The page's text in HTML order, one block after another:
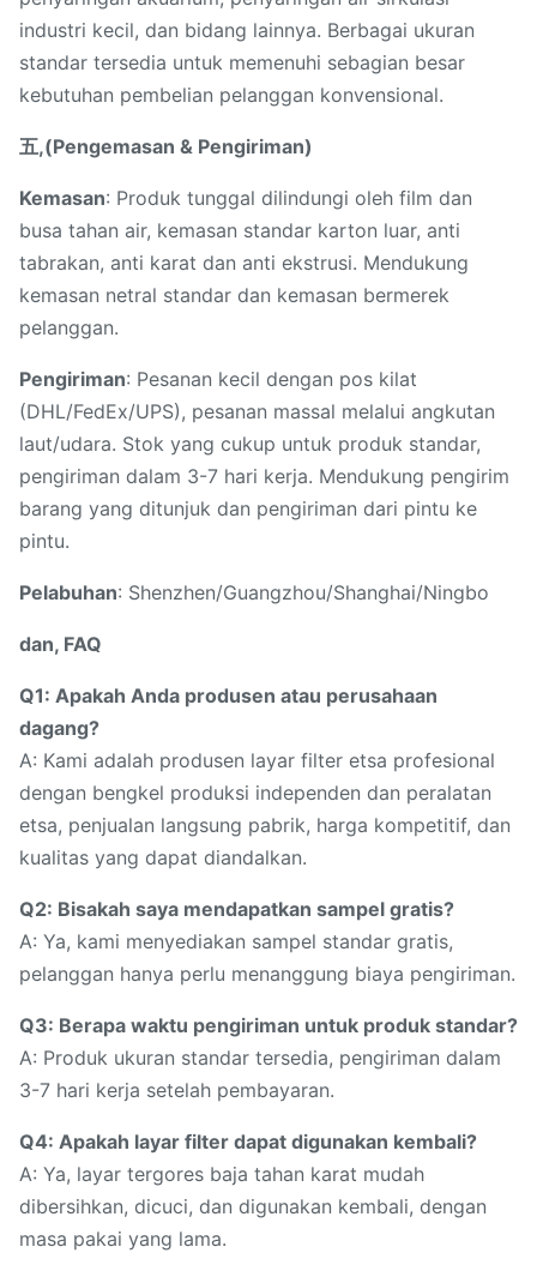
industri kecil, dan bidang lainnya. Berbagai ukuran
standar tersedia untuk memenuhi sebagian besar
kebutuhan pembelian pelanggan konvensional.
五,(Pengemasan & Pengiriman)
Kemasan: Produk tunggal dilindungi oleh film dan
busa tahan air, kemasan standar karton luar, anti
tabrakan, anti karat dan anti ekstrusi. Mendukung
kemasan netral standar dan kemasan bermerek
pelanggan.
Pengiriman: Pesanan kecil dengan pos kilat
(DHL/FedEx/UPS), pesanan massal melalui angkutan
laut/udara. Stok yang cukup untuk produk standar,
pengiriman dalam 3-7 hari kerja. Mendukung pengirim
barang yang ditunjuk dan pengiriman dari pintu ke
pintu.
Pelabuhan: Shenzhen/Guangzhou/Shanghai/Ningbo
dan, FAQ
Q1: Apakah Anda produsen atau perusahaan
dagang?
A: Kami adalah produsen layar filter etsa profesional
dengan bengkel produksi independen dan peralatan
etsa, penjualan langsung pabrik, harga kompetitif, dan
kualitas yang dapat diandalkan.
Q2: Bisakah saya mendapatkan sampel gratis?
A: Ya, kami menyediakan sampel standar gratis,
pelanggan hanya perlu menanggung biaya pengiriman.
Q3: Berapa waktu pengiriman untuk produk standar?
A: Produk ukuran standar tersedia, pengiriman dalam
3-7 hari kerja setelah pembayaran.
Q4: Apakah layar filter dapat digunakan kembali?
A: Ya, layar tergores baja tahan karat mudah
dibersihkan, dicuci, dan digunakan kembali, dengan
masa pakai yang lama.